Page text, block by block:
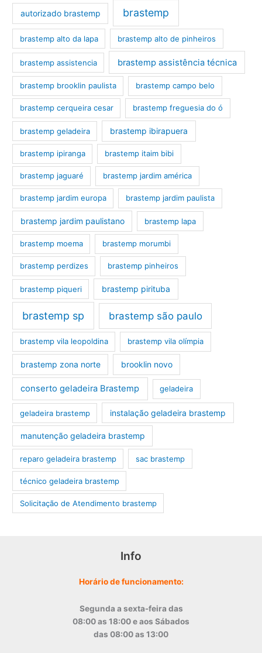
autorizado brastemp brastemp
brastemp alto da lapa brastemp alto de pinheiros
brastemp assistencia brastemp assistência técnica
brastemp brooklin paulista brastemp campo belo
brastemp cerqueira cesar brastemp freguesia do ó
brastemp geladeira brastemp ibirapuera
brastemp ipiranga brastemp itaim bibi
brastemp jaguaré brastemp jardim américa
brastemp jardim europa brastemp jardim paulista
brastemp jardim paulistano brastemp lapa
brastemp moema brastemp morumbi
brastemp perdizes brastemp pinheiros
brastemp piqueri brastemp pirituba
brastemp sp brastemp são paulo
brastemp vila leopoldina brastemp vila olímpia
brastemp zona norte brooklin novo
conserto geladeira Brastemp geladeira
geladeira brastemp instalação geladeira brastemp
manutenção geladeira brastemp
reparo geladeira brastemp sac brastemp
técnico geladeira brastemp
‎Solicitação de Atendimento brastemp
Info
Horário de funcionamento:
Segunda a sexta-feira das
08:00 as 18:00 e aos Sábados
das 08:00 as 13:00